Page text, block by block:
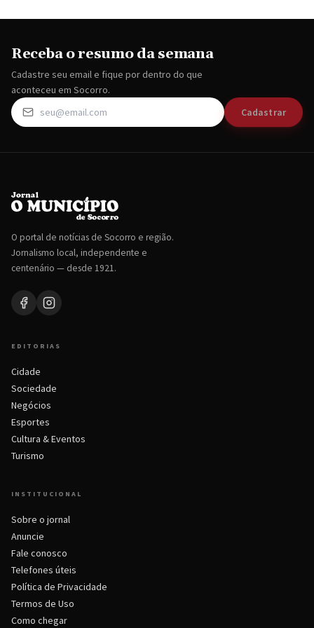
Receba o resumo da semana
Cadastre seu email e fique por dentro do que
aconteceu em Socorro.
Cadastrar
O portal de notícias de Socorro e região.
Jornalismo local, independente e
centenário — desde 1921.
EDITORIAS
Cidade
Sociedade
Negócios
Esportes
Cultura & Eventos
Turismo
INSTITUCIONAL
Sobre o jornal
Anuncie
Fale conosco
Telefones úteis
Política de Privacidade
Termos de Uso
Como chegar